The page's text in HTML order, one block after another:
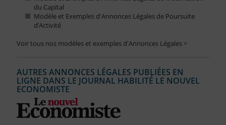
du Capital
Modèle et Exemples d'Annonces Légales de Poursuite
d’Activité
Voir tous nos modèles et exemples d'Annonces Légales >
AUTRES ANNONCES LÉGALES PUBLIÉES EN
LIGNE DANS LE JOURNAL HABILITÉ LE NOUVEL
ECONOMISTE